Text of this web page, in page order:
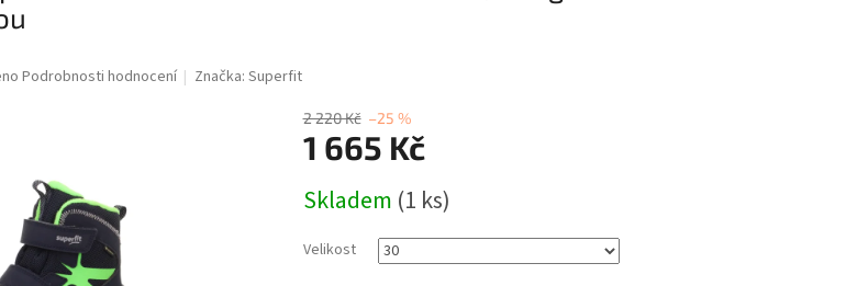
Podrobnosti hodnocení Značka:Superfit
2 220 Kč –25 %
1 665 Kč
cena:
Skladem (1 ks)
Velikost